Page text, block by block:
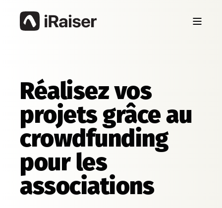
Réalisez vos
projets grâce au
crowdfunding
pour les
associations